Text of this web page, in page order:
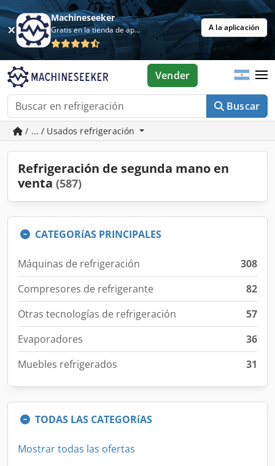
Machineseeker
Gratis en la tienda de aplicaciones A la aplicación
Buscar
Vender
/ ... / Usados refrigeración
Refrigeración de segunda mano en
venta (587)
CATEGORíAS PRINCIPALES
Máquinas de refrigeración
308
Compresores de refrigerante
82
Otras tecnologías de refrigeración
57
Evaporadores
36
Muebles refrigerados
31
TODAS LAS CATEGORíAS
Mostrar todas las ofertas